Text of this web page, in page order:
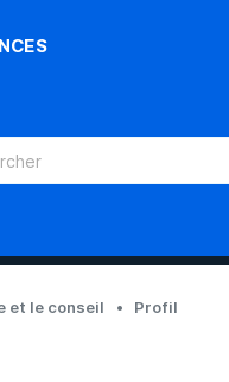
et le conseil Profil